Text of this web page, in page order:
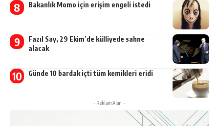
Bakanlık Momo için erişim engeli istedi
Fazıl Say, 29 Ekim’de külliyede sahne
alacak
Günde 10 bardak içti tüm kemikleri eridi
- Reklam Alanı -